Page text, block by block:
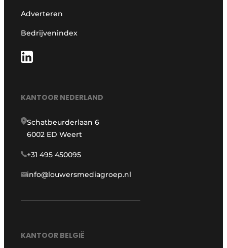
Adverteren
Bedrijvenindex
KANTOOR NEDERLAND
Schatbeurderlaan 6
6002 ED Weert
+31 495 450095
info@louwersmediagroep.nl
KANTOOR BELGIË